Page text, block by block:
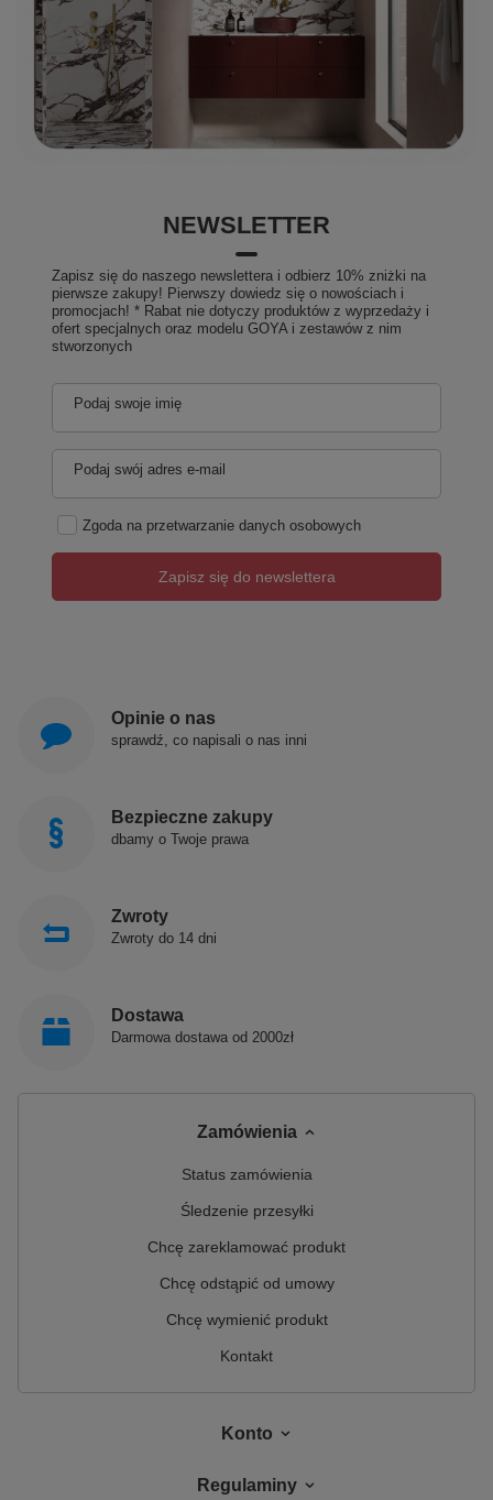
NEWSLETTER
Zapisz się do naszego newslettera i odbierz 10% zniżki na
pierwsze zakupy! Pierwszy dowiedz się o nowościach i
promocjach! * Rabat nie dotyczy produktów z wyprzedaży i
ofert specjalnych oraz modelu GOYA i zestawów z nim
stworzonych
Podaj swoje imię
Podaj swój adres e-mail
Zgoda na przetwarzanie danych osobowych
Zapisz się do newslettera
Opinie o nas
sprawdź, co napisali o nas inni
Bezpieczne zakupy
dbamy o Twoje prawa
Zwroty
Zwroty do 14 dni
Dostawa
Darmowa dostawa od 2000zł
Zamówienia
Status zamówienia
Śledzenie przesyłki
Chcę zareklamować produkt
Chcę odstąpić od umowy
Chcę wymienić produkt
Kontakt
Konto
Regulaminy